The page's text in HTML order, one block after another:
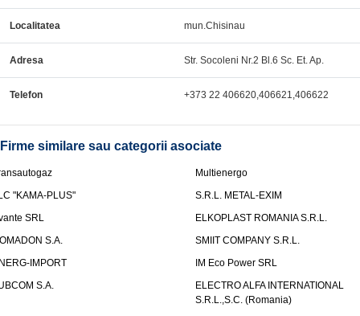
Localitatea mun.Chisinau
Adresa Str. Socoleni Nr.2 Bl.6 Sc. Et. Ap.
Telefon +373 22 406620,406621,406622
Firme similare sau categorii asociate
Multienergo
"KAMA-PLUS"
S.R.L. METAL-EXIM
SRL
ELKOPLAST ROMANIA S.R.L.
S.A.
SMIIT COMPANY S.R.L.
IMPORT
IM Eco Power SRL
S.A.
ELECTRO ALFA INTERNATIONAL
S.R.L.,S.C. (Romania)